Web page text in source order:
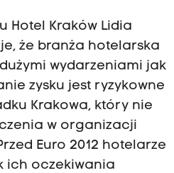
Hotel Kraków Lidia
że branża hotelarska
wydarzeniami jak
zysku jest ryzykowne
Krakowa, który nie
w organizacji
Euro 2012 hotelarze
ich oczekiwania